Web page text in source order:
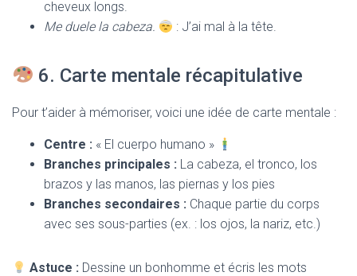
cheveux longs.
Me duele la cabeza.
: J’ai mal à la tête.
6. Carte mentale récapitulative
Pour t’aider à mémoriser, voici une idée de carte mentale :
Centre : « El cuerpo humano »
Branches principales : La cabeza, el tronco, los
brazos y las manos, las piernas y los pies
Branches secondaires : Chaque partie du corps
avec ses sous-parties (ex. : los ojos, la nariz, etc.)
Astuce : Dessine un bonhomme et écris les mots